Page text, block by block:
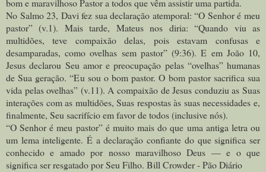
bom e maravilhoso Pastor a todos que vêm assistir uma partida.
No Salmo 23, Davi fez sua declaração atemporal: “O Senhor é meu
pastor” (v.1). Mais tarde, Mateus nos diria: “Quando viu as
multidões, teve compaixão delas, pois estavam confusas e
desamparadas, como ovelhas sem pastor” (9:36). E em João 10,
Jesus declarou Seu amor e preocupação pelas “ovelhas” humanas
de Sua geração. “Eu sou o bom pastor. O bom pastor sacrifica sua
vida pelas ovelhas” (v.11). A compaixão de Jesus conduziu as Suas
interações com as multidões, Suas respostas às suas necessidades e,
finalmente, Seu sacrifício em favor de todos (inclusive nós).
“O Senhor é meu pastor” é muito mais do que uma antiga letra ou
um lema inteligente. É a declaração confiante do que significa ser
conhecido e amado por nosso maravilhoso Deus — e o que
significa ser resgatado por Seu Filho. Bill Crowder - Pão Diário